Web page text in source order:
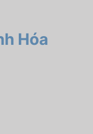
Hóa